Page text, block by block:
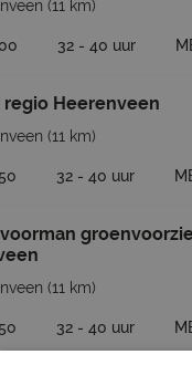
(11 km)
32 - 40 uur
Heerenveen
(11 km)
32 - 40 uur
(11 km)
32 - 40 uur